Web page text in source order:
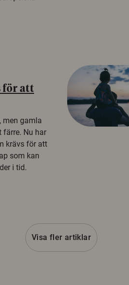
för att
men gamla
färre. Nu har
krävs för att
som kan
i tid.
Visa fler artiklar